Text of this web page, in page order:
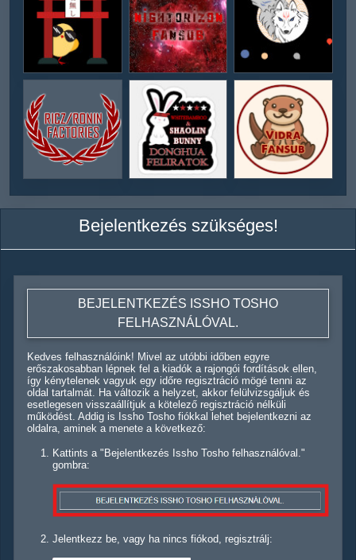
Bejelentkezés szükséges!
BEJELENTKEZÉS ISSHO TOSHO
FELHASZNÁLÓVAL.
Kedves felhasználóink! Mivel az utóbbi időben egyre
erőszakosabban lépnek fel a kiadók a rajongói fordítások ellen,
így kénytelenek vagyuk egy időre regisztráció mögé tenni az
oldal tartalmát. Ha változik a helyzet, akkor felülvizsgáljuk és
esetlegesen visszaállítjuk a kötelező regisztráció nélküli
működést. Addig is Issho Tosho fiókkal lehet bejelentkezni az
oldalra, aminek a menete a következő:
Kattints a "Bejelentkezés Issho Tosho felhasználóval."
gombra:
Jelentkezz be, vagy ha nincs fiókod, regisztrálj: